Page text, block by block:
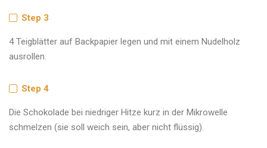
Step 3
4 Teigblätter auf Backpapier legen und mit einem Nudelholz
ausrollen.
Step 4
Die Schokolade bei niedriger Hitze kurz in der Mikrowelle
schmelzen (sie soll weich sein, aber nicht flüssig).